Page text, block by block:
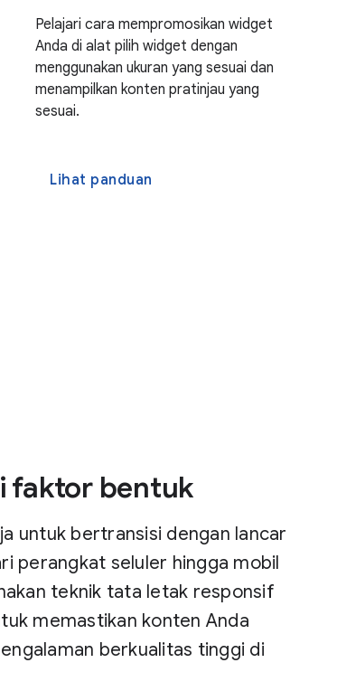
Pelajari cara mempromosikan widget
Anda di alat pilih widget dengan
menggunakan ukuran yang sesuai dan
menampilkan konten pratinjau yang
sesuai.
Lihat panduan
faktor bentuk
untuk bertransisi dengan lancar
perangkat seluler hingga mobil
teknik tata letak responsif
memastikan konten Anda
berkualitas tinggi di